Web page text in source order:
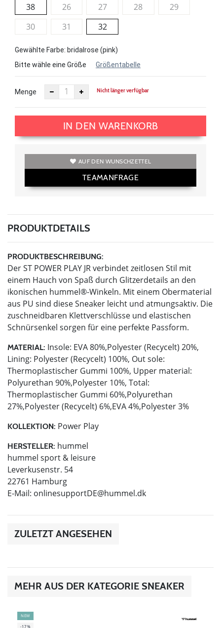
38
26 27 28
29
30
31 32
Gewählte Farbe: bridalrose (pink)
Bitte wähle eine Größe
Größentabelle
Menge Nicht länger verfügbar
IN DEN WARENKORB
AUF DEN WUNSCHZETTEL
TEAMANFRAGE
PRODUKTDETAILS
PRODUKTBESCHREIBUNG:
Der ST POWER PLAY JR verbindet zeitlosen Stil mit
einem Hauch von Spaß durch Glitzerdetails an den
ikonischen hummel®-Winkeln. Mit einem Obermaterial
aus PU sind diese Sneaker leicht und atmungsaktiv. Die
zuschneidbaren Klettverschlüsse und elastischen
Schnürsenkel sorgen für eine perfekte Passform.
MATERIAL: Insole: EVA 80%,Polyester (Recycelt) 20%,
Lining: Polyester (Recycelt) 100%, Out sole:
Thermoplastischer Gummi 100%, Upper material:
Polyurethan 90%,Polyester 10%, Total:
Thermoplastischer Gummi 60%,Polyurethan
27%,Polyester (Recycelt) 6%,EVA 4%,Polyester 3%
KOLLEKTION: Power Play
HERSTELLER: hummel
hummel sport & leisure
Leverkusenstr. 54
22761 Hamburg
E-Mail: onlinesupportDE@hummel.dk
ZULETZT ANGESEHEN
MEHR AUS DER KATEGORIE SNEAKER
NEW
-17%